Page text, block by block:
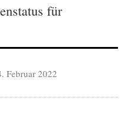
für
Februar 2022